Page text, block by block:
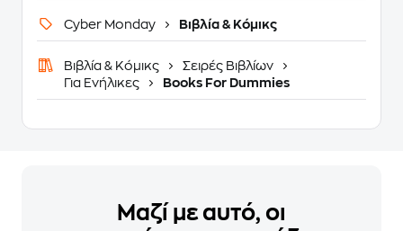
Cyber Monday Βιβλία & Κόμικς
Βιβλία & Κόμικς
Σειρές Βιβλίων
Για Ενήλικες
Books For Dummies
Μαζί με αυτό, οι